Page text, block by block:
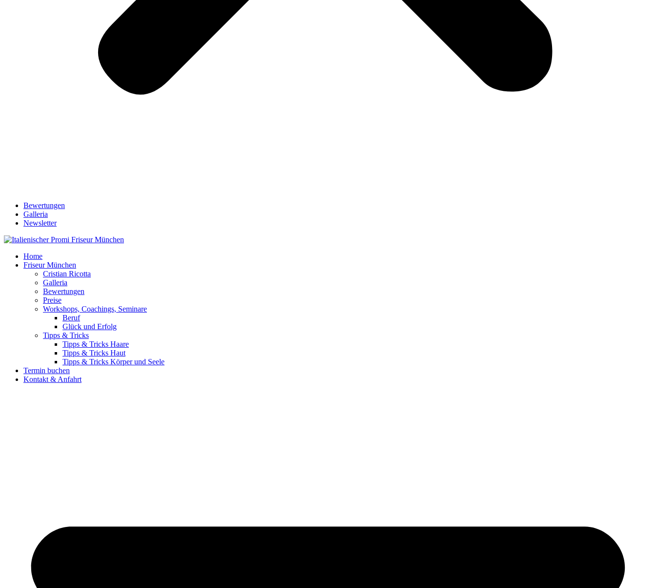
Bewertungen
Galleria
Newsletter
Home
Friseur München
Cristian Ricotta
Galleria
Bewertungen
Preise
Workshops, Coachings, Seminare
Beruf
Glück und Erfolg
Tipps & Tricks
Tipps & Tricks Haare
Tipps & Tricks Haut
Tipps & Tricks Körper und Seele
Termin buchen
Kontakt & Anfahrt